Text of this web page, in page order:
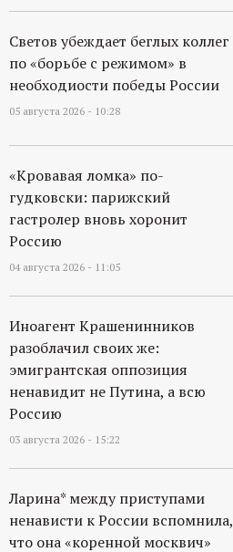
Светов убеждает беглых коллег
по «борьбе с режимом» в
необходиости победы России
05 августа 2026 - 10:28
«Кровавая ломка» по-
гудковски: парижский
гастролер вновь хоронит
Россию
04 августа 2026 - 11:05
Иноагент Крашенинников
разоблачил своих же:
эмигрантская оппозиция
ненавидит не Путина, а всю
Россию
03 августа 2026 - 15:22
Ларина* между приступами
ненависти к России вспомнила,
что она «коренной москвич»